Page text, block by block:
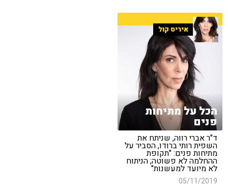
איריס קול
הכל על מתיחות
פנים
ד"ר אברי רווה, שניתח את
השפית רותי ברודו, הסביר על
מתיחות פנים: "תקופת
ההחלמה לא פשוטה; הניתוח
לא מיועד למעשנות"
05/11/2019